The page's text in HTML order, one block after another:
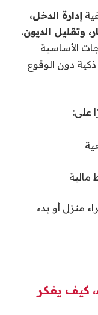
إدارة الدخل،
وتقليل الديون.
الأساسية
ذكية دون الوقوع
على:
مالية
منزل أو بدء
كيف يفكر